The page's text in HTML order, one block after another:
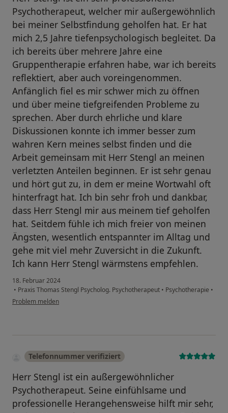
Psychotherapeut, welcher mir außergewöhnlich
bei meiner Selbstfindung geholfen hat. Er hat
mich 2,5 Jahre tiefenpsychologisch begleitet. Da
ich bereits über mehrere Jahre eine
Gruppentherapie erfahren habe, war ich bereits
reflektiert, aber auch voreingenommen.
Anfänglich fiel es mir schwer mich zu öffnen
und über meine tiefgreifenden Probleme zu
sprechen. Aber durch ehrliche und klare
Diskussionen konnte ich immer besser zum
wahren Kern meines selbst finden und die
Arbeit gemeinsam mit Herr Stengl an meinen
verletzten Anteilen beginnen. Er ist sehr genau
und hört gut zu, in dem er meine Wortwahl oft
hinterfragt hat. Ich bin sehr froh und dankbar,
dass Herr Stengl mir aus meinem tief geholfen
hat. Seitdem fühle ich mich freier von meinen
Ängsten, wesentlich entspannter im Alltag und
gehe mit viel mehr Zuversicht in die Zukunft.
Ich kann Herr Stengl wärmstens empfehlen.
18. Februar 2024
• Praxis Thomas Stengl Psycholog. Psychotherapeut • Psychotherapie •
Problem melden
Telefonnummer verifiziert
Herr Stengl ist ein außergewöhnlicher
Psychotherapeut. Seine einfühlsame und
professionelle Herangehensweise hilft mir sehr,